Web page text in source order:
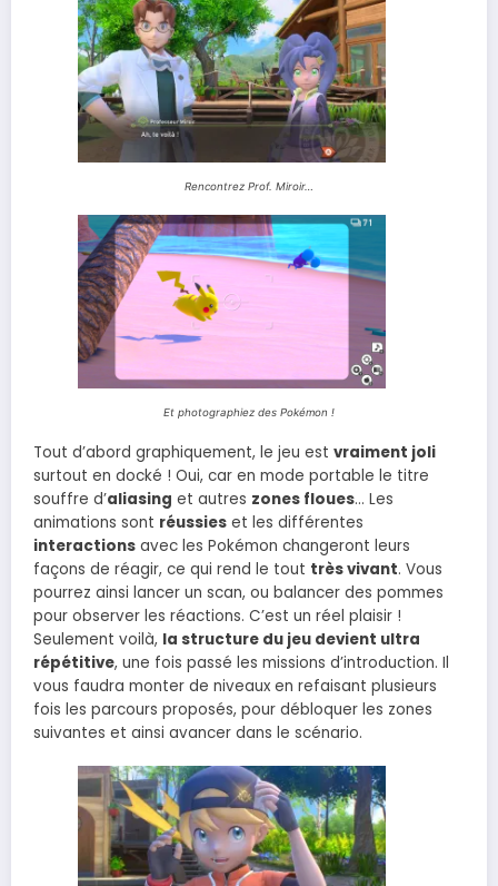
Rencontrez Prof. Miroir…
Et photographiez des Pokémon !
Tout d’abord graphiquement, le jeu est vraiment joli
surtout en docké ! Oui, car en mode portable le titre
souffre d’aliasing et autres zones floues… Les
animations sont réussies et les différentes
interactions avec les Pokémon changeront leurs
façons de réagir, ce qui rend le tout très vivant. Vous
pourrez ainsi lancer un scan, ou balancer des pommes
pour observer les réactions. C’est un réel plaisir !
Seulement voilà, la structure du jeu devient ultra
répétitive, une fois passé les missions d’introduction. Il
vous faudra monter de niveaux en refaisant plusieurs
fois les parcours proposés, pour débloquer les zones
suivantes et ainsi avancer dans le scénario.